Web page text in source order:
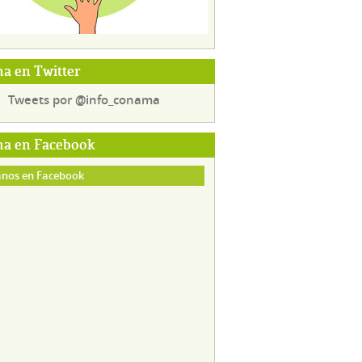
en Twitter
Tweets por @info_conama
en Facebook
en Facebook